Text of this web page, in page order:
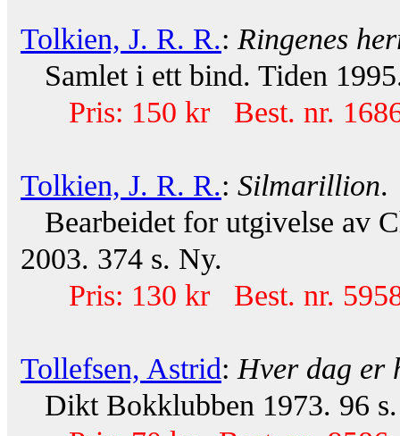
Tolkien, J. R. R.: Ringenes
Samlet i ett bind. Tiden
Pris: 150 kr Best. nr.
Tolkien, J. R. R.: Silmarillion.
Bearbeidet for utgivelse av
2003. 374 s. Ny.
Pris: 130 kr Best. nr.
Tollefsen, Astrid: Hver dag er
Dikt Bokklubben 1973. 96 s.